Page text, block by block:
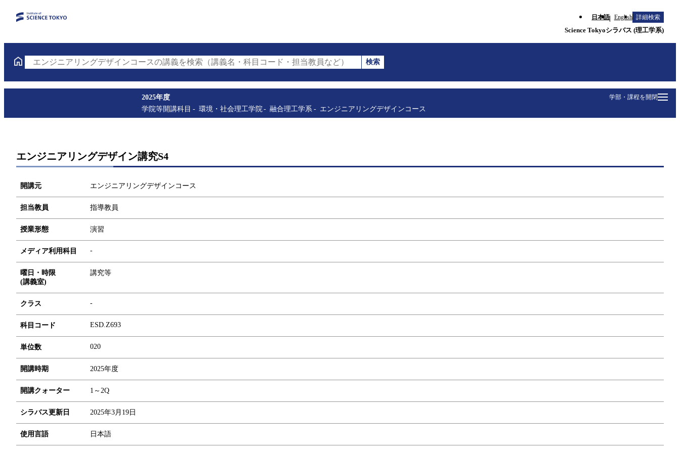
日本語 English 詳細検索
Science Tokyoシラバス (理工学系)
エンジニアリングデザインコースの講義を検索（講義名・科目コード・担当教員など）
検索
学部・課程を開閉
2025年度
学院等開講科目
環境・社会理工学院 融合理工学系 エンジニアリングデザインコース
エンジニアリングデザイン講究S4
開講元 エンジニアリングデザインコース
担当教員 指導教員
授業形態 演習
メディア利用科目 -
曜日・時限
(講義室)
講究等
クラス -
科目コード ESD.Z693
単位数 020
開講時期 2025年度
開講クォーター 1～2Q
シラバス更新日 2025年3月19日
使用言語 日本語